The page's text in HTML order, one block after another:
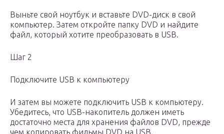
Выньте свой ноутбук и вставьте DVD-диск в свой
компьютер. Затем откройте папку DVD и найдите
файл, который хотите преобразовать в USB.
Шаг 2
Подключите USB к компьютеру
И затем вы можете подключить USB к компьютеру.
Убедитесь, что USB-накопитель должен иметь
достаточно места для хранения файлов DVD, прежде
чем копировать фильмы DVD на USB.